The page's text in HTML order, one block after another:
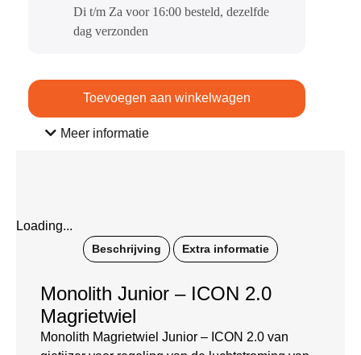
Di t/m Za voor 16:00 besteld, dezelfde
dag verzonden​
Toevoegen aan winkelwagen
Meer informatie
Loading...
Beschrijving Extra informatie
Monolith Junior – ICON 2.0
Magrietwiel
Monolith Magrietwiel Junior – ICON 2.0 van